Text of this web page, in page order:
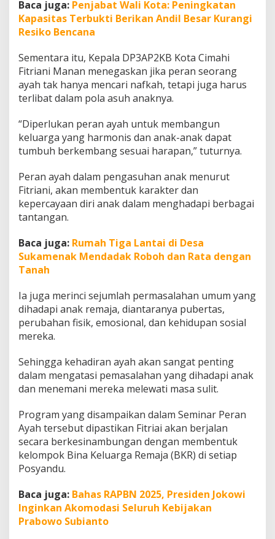
Baca juga: Penjabat Wali Kota: Peningkatan
Kapasitas Terbukti Berikan Andil Besar Kurangi
Resiko Bencana
Sementara itu, Kepala DP3AP2KB Kota Cimahi
Fitriani Manan menegaskan jika peran seorang
ayah tak hanya mencari nafkah, tetapi juga harus
terlibat dalam pola asuh anaknya.
“Diperlukan peran ayah untuk membangun
keluarga yang harmonis dan anak-anak dapat
tumbuh berkembang sesuai harapan,” tuturnya.
Peran ayah dalam pengasuhan anak menurut
Fitriani, akan membentuk karakter dan
kepercayaan diri anak dalam menghadapi berbagai
tantangan.
Baca juga: Rumah Tiga Lantai di Desa
Sukamenak Mendadak Roboh dan Rata dengan
Tanah
Ia juga merinci sejumlah permasalahan umum yang
dihadapi anak remaja, diantaranya pubertas,
perubahan fisik, emosional, dan kehidupan sosial
mereka.
Sehingga kehadiran ayah akan sangat penting
dalam mengatasi pemasalahan yang dihadapi anak
dan menemani mereka melewati masa sulit.
Program yang disampaikan dalam Seminar Peran
Ayah tersebut dipastikan Fitriai akan berjalan
secara berkesinambungan dengan membentuk
kelompok Bina Keluarga Remaja (BKR) di setiap
Posyandu.
Baca juga: Bahas RAPBN 2025, Presiden Jokowi
Inginkan Akomodasi Seluruh Kebijakan
Prabowo Subianto